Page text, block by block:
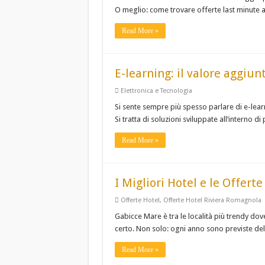
O meglio: come trovare offerte last minute
Read More »
E-learning: il valore
Elettronica e Tecnologia
Si sente sempre più spesso parlare di e-
Si tratta di soluzioni sviluppate all’interno
Read More »
I Migliori Hotel e le Offerte
Offerte Hotel, Offerte Hotel Riviera Romagnola
Gabicce Mare è tra le località più trendy
certo. Non solo: ogni anno sono previste
Read More »